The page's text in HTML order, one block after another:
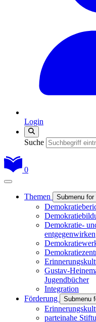
Login
Suche
0
Themen Submenu for
Demokratie-
entgegenwirken
Gustav-
Jugendbücher
Integration
Förderung
Submenu
parteinahe